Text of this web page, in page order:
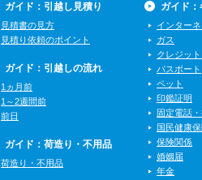
ガイド：引越し見積り
見積書の見方
見積り依頼のポイント
ガイド：引越しの流れ
1ヵ月前
1～2週間前
前日
ガイド：荷造り・不用品
荷造り・不用品
ガイド
インター
ガス
クレジッ
パスポート
ペット
印鑑証明
固定電話
国民健康
保険関係
婚姻届
年金